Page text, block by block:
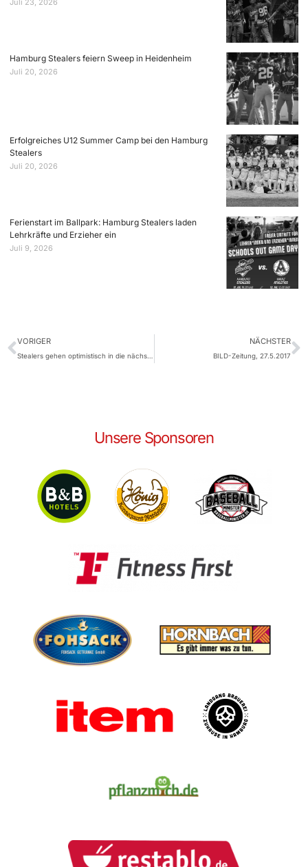
Hamburg Stealers feiern Sweep in Heidenheim
Juli 20, 2026
Erfolgreiches U12 Summer Camp bei den Hamburg
Stealers
Juli 20, 2026
Ferienstart im Ballpark: Hamburg Stealers laden
Lehrkräfte und Erzieher ein
Juli 9, 2026
VORIGER NÄCHSTER
BILD-Zeitung, 27.5.2017
Unsere Sponsoren